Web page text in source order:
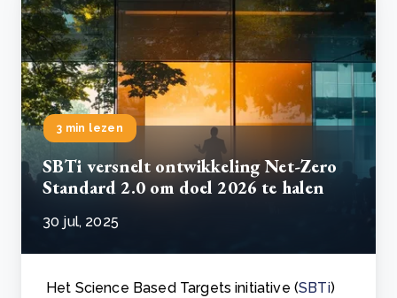
3 min lezen
SBTi versnelt ontwikkeling Net-Zero
Standard 2.0 om doel 2026 te halen
30 jul, 2025
Het Science Based Targets initiative (SBTi)